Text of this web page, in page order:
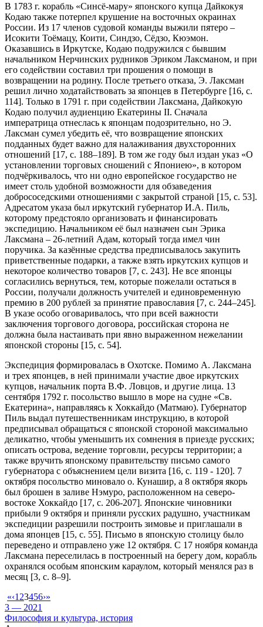
В 1783 г. корабль «Синсё-мару» японского купца Дайкокуя
Кодаю также потерпел крушение на восточных окраинах
России. Из 17 членов судовой команды выжили пятеро –
Исокити Тоёмацу, Коити, Синдзо, Сёдзо, Кюэмон.
Оказавшись в Иркутске, Кодаю подружился с бывшим
начальником Нерчинских рудников Эриком Лаксманом, и при
его содействии составил три прошения о помощи в
возвращении на родину. После третьего отказа, Э. Лаксман
решил лично ходатайствовать за японцев в Петербурге [16, с.
114]. Только в 1791 г. при содействии Лаксмана, Дайкокую
Кодаю получил аудиенцию Екатерины II. Сначала
императрица отнеслась к японцам подозрительно, но Э.
Лаксман сумел убедить её, что возвращение японских
подданных будет важно для налаживания двухсторонних
отношений [17, с. 188–189]. В том же году был издан указ «О
установлении торговых сношений с Япониею», в котором
подчёркивалось, что ни одно европейское государство не
имеет столь удобной возможности для обзаведения
добрососедскими отношениями с закрытой страной [15, c. 53].
Адресатом указа был иркутский губернатор И.А. Пиль,
которому предстояло организовать и финансировать
экспедицию. Начальником её был назначен сын Эрика
Лаксмана – 26-летний Адам, который тогда имел чин
поручика. За казённые средства предписывалось закупить
приветственные подарки, а также взять иркутских купцов и
некоторое количество товаров [7, c. 243]. Не все японцы
согласились вернуться, тем, которые пожелали остаться в
России, получали должность учителей и единовременную
премию в 200 рублей за принятие православия [7, c. 244–245].
В указе особо оговаривалось, что при всей важности
заключения торгового договора, российская сторона не
должна была настаивать при явно выраженном нежелании
японской стороны [15, c. 54].
Экспедиция формировалась в Охотске. Помимо А. Лаксмана
и трех японцев, в ней принимали участие двое иркутских
купцов, начальник порта В.Ф. Ловцов, и другие лица. 13
сентября 1792 г. посольство вышло в море на судне «Св.
Екатерина», направляясь к Хоккайдо (Матмаю). Губернатор
Пиль выдал путешественникам инструкцию, в которой
предписывал обращаться с японской стороной максимально
деликатно, чтобы уменьшить их сомнения в приезде русских;
описать острова, ведение торговли, ресурсы территории; а
также вручить японскому правительству письмо самого
губернатора с объяснением цели визита [16, с. 119 - 120]. 7
октября посольство миновало о. Кунашир, а 8 октября якорь
был брошен в заливе Нэмуро, расположенном на северо-
востоке Хоккайдо [17, с. 206-207]. Японские чиновники
прибыли 9 октября и приняли русских радушно, участникам
экспедиции разрешили построить зимовье и приглашали в
дома японцев [15, c. 55]. Письмо в японскую столицу было
переведено и отправлено уже 12 октября. С 17 ноября команда
Лаксмана переселилась в построенный на берегу дом, корабль
охранялся особым японским караулом, который менялся раз в
месяц [3, с. 8–9].
«‹1 23456›»
3 — 2021
Философия и культура, история